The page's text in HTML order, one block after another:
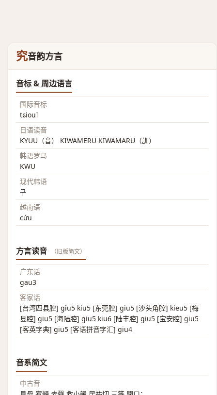
究音韵方言
音标 & 周边语言
国际音标
tɕiou˥
日语读音
KYUU（音） KIWAMERU KIWAMARU（訓）
韩语罗马
KWU
现代韩语
구
越南语
cứu
方言读音 （旧版简文）
广东话
gau3
客家话
[台湾四县腔] giu5 kiu5 [东莞腔] giu5 [沙头角腔] kieu5 [梅
县腔] giu5 [海陆腔] giu5 kiu6 [陆丰腔] giu5 [宝安腔] giu5
[客英字典] giu5 [客语拼音字汇] giu4
音系简文
中古音